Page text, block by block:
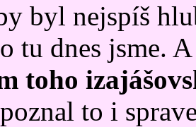
byl nejspíš
tu dnes jsme.
toho
to i